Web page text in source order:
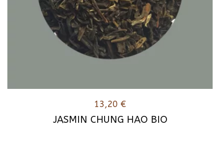
JASMIN CHUNG HAO BIO
13,20 €